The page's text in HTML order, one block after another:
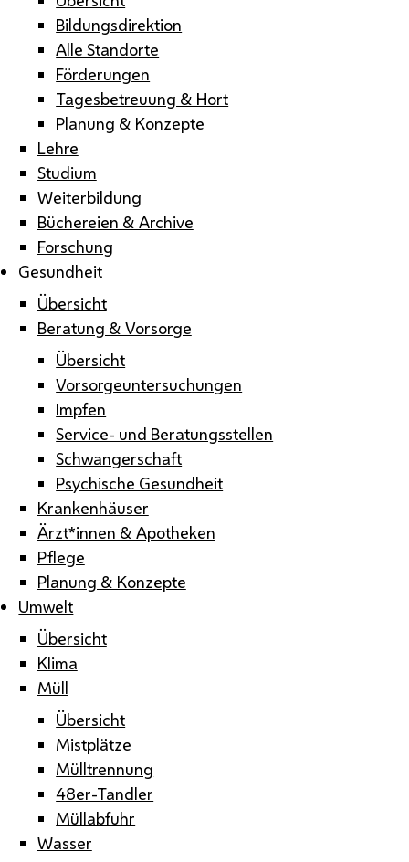
Bildungsdirektion
Alle Standorte
Förderungen
Tagesbetreuung & Hort
Planung & Konzepte
Lehre
Studium
Weiterbildung
Büchereien & Archive
Forschung
Gesundheit
Übersicht
Beratung & Vorsorge
Übersicht
Vorsorgeuntersuchungen
Impfen
Service- und Beratungsstellen
Schwangerschaft
Psychische Gesundheit
Krankenhäuser
Ärzt*innen & Apotheken
Pflege
Planung & Konzepte
Umwelt
Übersicht
Klima
Müll
Übersicht
Mistplätze
Mülltrennung
48er-Tandler
Müllabfuhr
Wasser